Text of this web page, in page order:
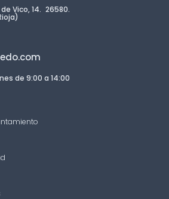
de Vico, 14. 26580.
de 9:00 a 14:00